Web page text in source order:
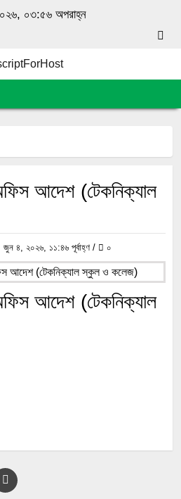
০৩:৫৬ অপরাহ্ন
আদেশ (টেকনিক্যাল
জুন ৪, ২০২৬, ১১:৪৬ পূর্বাহ্ণ / ০
আদেশ (টেকনিক্যাল